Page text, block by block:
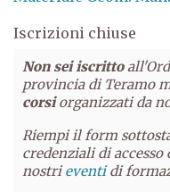
Iscrizioni chiuse
Non sei iscritto
provincia di Teramo
corsiorganizzati da
Riempi il form
credenziali di
nostrieventidi